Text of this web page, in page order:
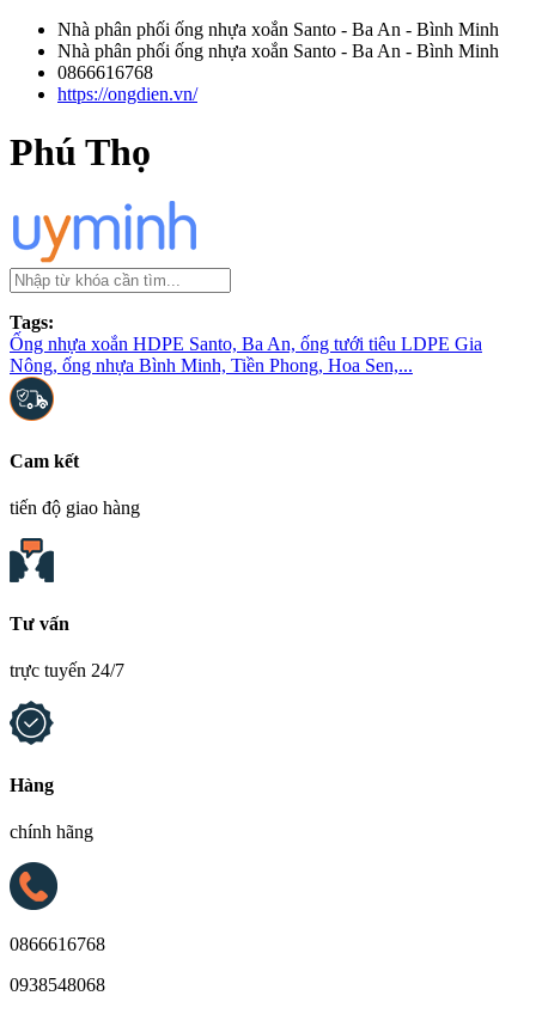
Nhà phân phối ống nhựa xoắn Santo - Ba An - Bình Minh
Nhà phân phối ống nhựa xoắn Santo - Ba An - Bình Minh
0866616768
https://ongdien.vn/
Phú Thọ
Tags:
Ống nhựa xoắn HDPE Santo, Ba An, ống tưới tiêu LDPE Gia
Nông, ống nhựa Bình Minh, Tiền Phong, Hoa Sen,...
Cam kết
tiến độ giao hàng
Tư vấn
trực tuyến 24/7
Hàng
chính hãng
0866616768
0938548068